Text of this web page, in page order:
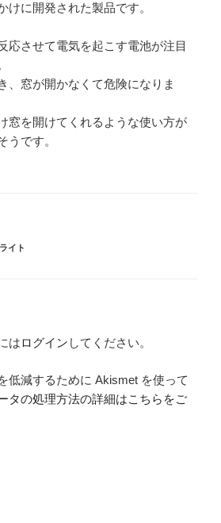
けに開発された製品です。
応させて電気を起こす電池が注目
、窓が開かなくて危険になりま
窓を開けてくれるような使い方が
うです。
イト
はログイン してください。
低減するために Akismet を使って
タの処理方法の詳細はこちらをご